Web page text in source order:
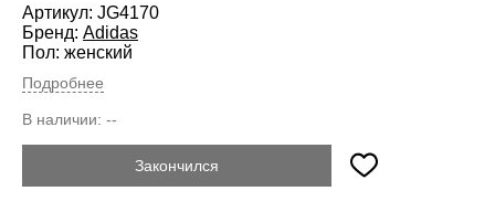
Артикул: JG4170
Бренд: Adidas
Пол: женский
Подробнее
В наличии: --
Закончился